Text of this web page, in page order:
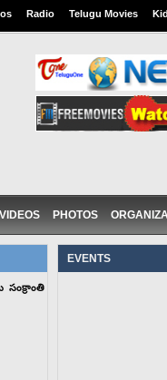
Radio Telugu Movies
VIDEOS PHOTOS
సంక్రాంతి
EVENTS